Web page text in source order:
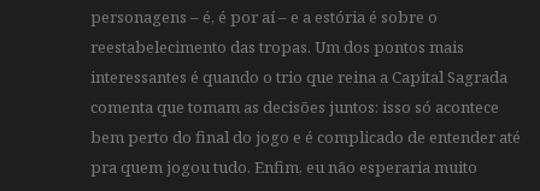
personagens – é, é por aí – e a estória é sobre o
reestabelecimento das tropas. Um dos pontos mais
interessantes é quando o trio que reina a Capital Sagrada
comenta que tomam as decisões juntos: isso só acontece
bem perto do final do jogo e é complicado de entender até
pra quem jogou tudo. Enfim, eu não esperaria muito